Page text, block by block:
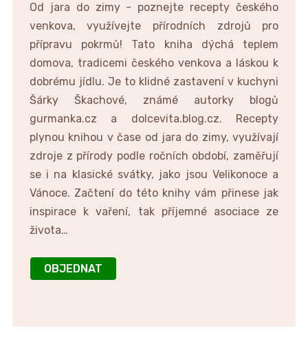
Od jara do zimy - poznejte recepty českého
venkova, využívejte přírodních zdrojů pro
přípravu pokrmů! Tato kniha dýchá teplem
domova, tradicemi českého venkova a láskou k
dobrému jídlu. Je to klidné zastavení v kuchyni
Šárky Škachové, známé autorky blogů
gurmanka.cz a dolcevita.blog.cz. Recepty
plynou knihou v čase od jara do zimy, využívají
zdroje z přírody podle ročních období, zaměřují
se i na klasické svátky, jako jsou Velikonoce a
Vánoce. Začtení do této knihy vám přinese jak
inspirace k vaření, tak příjemné asociace ze
života…
OBJEDNAT